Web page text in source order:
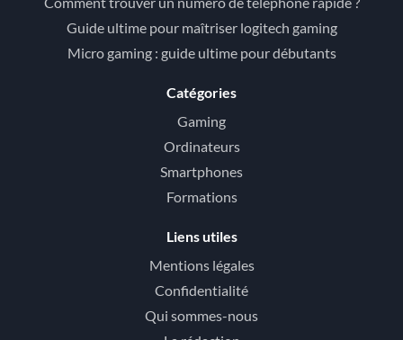
Guide ultime pour maîtriser logitech gaming
Micro gaming : guide ultime pour débutants
Catégories
Gaming
Ordinateurs
Smartphones
Formations
Liens utiles
Mentions légales
Confidentialité
Qui sommes-nous